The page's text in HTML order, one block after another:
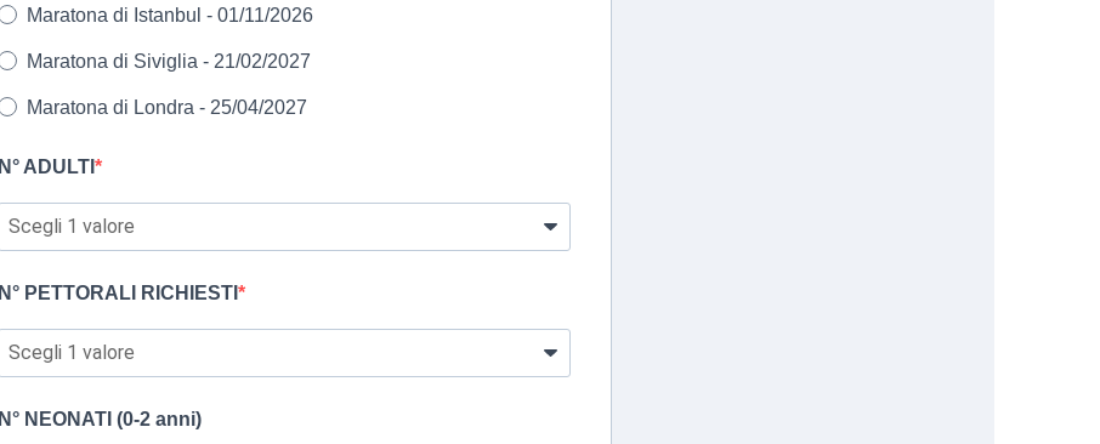
Maratona di Istanbul - 01/11/2026
Maratona di Siviglia - 21/02/2027
Maratona di Londra - 25/04/2027
N° ADULTI
N° PETTORALI RICHIESTI
N° NEONATI (0-2 anni)